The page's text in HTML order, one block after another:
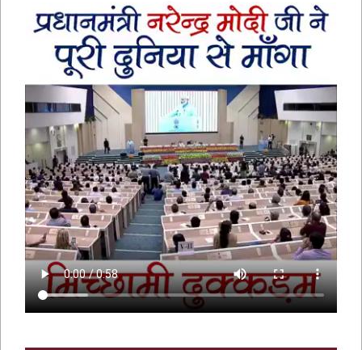
भक्तामर स्तोत्र – BHAKTAMAR STOTRA –
आचार्य मानतुंगसूरि द्वारा